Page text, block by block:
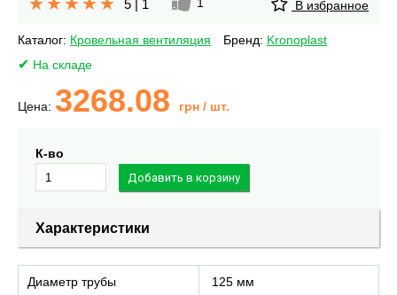
5 | 1 В избранное
Каталог: Кровельная вентиляция Бренд: Kronoplast
На складе
Цена: 3268.08 грн / шт.
К-во
Характеристики
Диаметр трубы 125 мм